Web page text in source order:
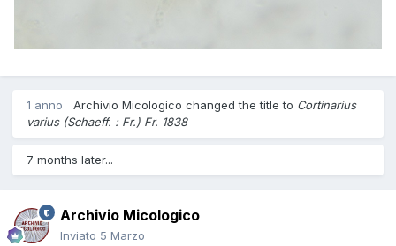
1 anno Archivio Micologico changed the title to Cortinarius
varius (Schaeff. : Fr.) Fr. 1838
7 months later...
Archivio Micologico
Inviato 5 Marzo